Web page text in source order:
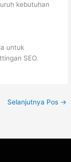
kebutuhan
untuk
SEO.
Selanjutnya Pos →